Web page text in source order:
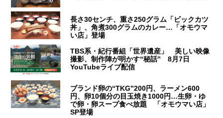
長さ30センチ、重さ250グラム「ビックカツ
丼」、角煮300グラムのカレー…「オモウマ
い店」登場
TBS系・紀行番組「世界遺産」 美しい映像
撮影、制作陣が明かす“秘話” 8月7日
YouTubeライブ配信
ブランド卵の“TKG”200円、ラーメン600
円、卵10個分の目玉焼き1000円…生卵・ゆ
で卵・卵スープ食べ放題 「オモウマい店」
SP登場